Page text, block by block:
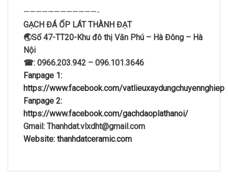
————————————-
GẠCH ĐÁ ỐP LÁT THÀNH ĐẠT
🌏Số 47-TT20-Khu đô thị Văn Phú – Hà Đông – Hà
Nội
☎: 0966.203.942 – 096.101.3646
Fanpage 1:
https://www.facebook.com/vatlieuxaydungchuyennghiep
Fanpage 2:
https://www.facebook.com/gachdaoplathanoi/
Gmail: Thanhdat.vlxdht@gmail.com
Website: thanhdatceramic.com